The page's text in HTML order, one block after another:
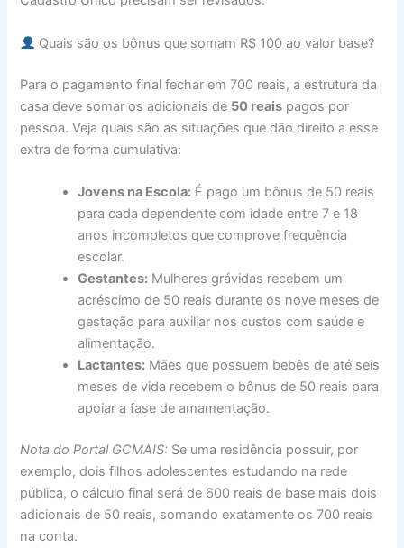
Quais são os bônus que somam R$ 100 ao valor base?
Para o pagamento final fechar em 700 reais, a estrutura da
casa deve somar os adicionais de 50 reais pagos por
pessoa. Veja quais são as situações que dão direito a esse
extra de forma cumulativa:
Jovens na Escola: É pago um bônus de 50 reais
para cada dependente com idade entre 7 e 18
anos incompletos que comprove frequência
escolar.
Gestantes: Mulheres grávidas recebem um
acréscimo de 50 reais durante os nove meses de
gestação para auxiliar nos custos com saúde e
alimentação.
Lactantes: Mães que possuem bebês de até seis
meses de vida recebem o bônus de 50 reais para
apoiar a fase de amamentação.
Nota do Portal GCMAIS: Se uma residência possuir, por
exemplo, dois filhos adolescentes estudando na rede
pública, o cálculo final será de 600 reais de base mais dois
adicionais de 50 reais, somando exatamente os 700 reais
na conta.